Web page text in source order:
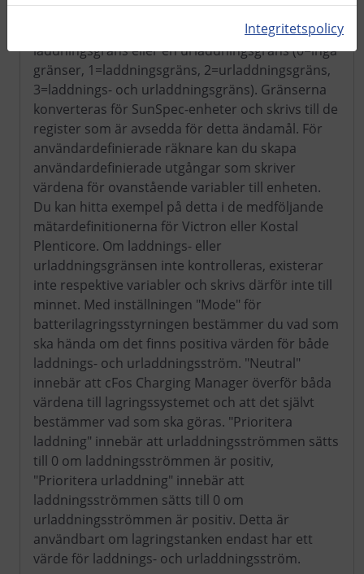
användardefinierad variabel som heter
"bat_mode". Här registreras om det finns en
laddningsgräns eller en urladdningsgräns (0=inga
gränser, 1=laddningsgräns, 2=urladdningsgräns,
3=laddnings- och urladdningsgräns). Gränserna
konverteras för SunSpec-enheter och skrivs till de
register som är avsedda för detta ändamål. För
användardefinierade räknare kan du skapa
användardefinierade utgångar som skriver
värdena för ovanstående variabler till enheten.
Du kan hitta exempel på detta i de medföljande
mätardefinitionerna för Victron eller Kostal
Plenticore. Om laddnings- eller
urladdningsgränsen inte kontrolleras, existerar
inte respektive variabler och skrivs därför inte till
minnet. Med inställningen "Mode" för
batterilagringsstyrningen bestämmer du vad som
ska hända om det finns positiva värden för både
laddnings- och urladdningsström. "Neutral"
innebär att cFos Charging Manager överför båda
värdena till lagringssystemet och att det självt
bestämmer vad som ska göras. "Prioritera
laddning" innebär att urladdningsströmmen sätts
till 0 om laddningsströmmen är positiv,
"Prioritera urladdning" innebär att
laddningsströmmen sätts till 0 om
urladdningsströmmen är positiv. Detta är
användbart om lagringstanken endast har ett
värde för laddnings- och urladdningsström.
Integritetspolicy